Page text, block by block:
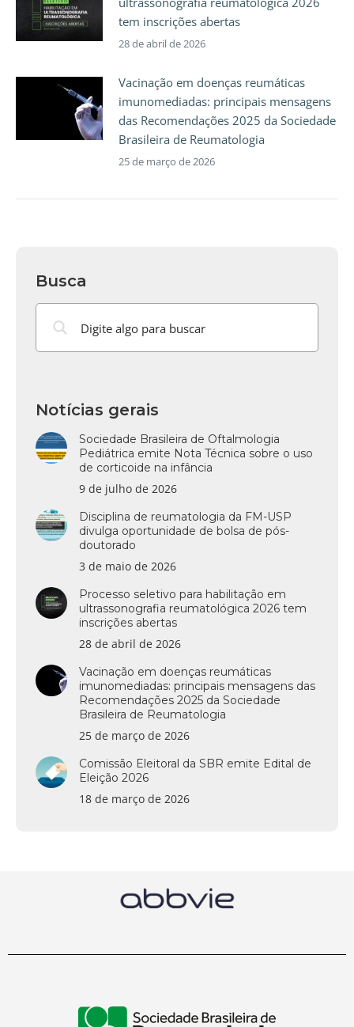
tem inscrições abertas
28 de abril de 2026
Vacinação em doenças reumáticas
imunomediadas: principais mensagens
das Recomendações 2025 da Sociedade
Brasileira de Reumatologia
25 de março de 2026
Busca
Notícias gerais
Sociedade Brasileira de Oftalmologia
Pediátrica emite Nota Técnica sobre o uso
de corticoide na infância
9 de julho de 2026
Disciplina de reumatologia da FM-USP
divulga oportunidade de bolsa de pós-
doutorado
3 de maio de 2026
Processo seletivo para habilitação em
ultrassonografia reumatológica 2026 tem
inscrições abertas
28 de abril de 2026
Vacinação em doenças reumáticas
imunomediadas: principais mensagens das
Recomendações 2025 da Sociedade
Brasileira de Reumatologia
25 de março de 2026
Comissão Eleitoral da SBR emite Edital de
Eleição 2026
18 de março de 2026